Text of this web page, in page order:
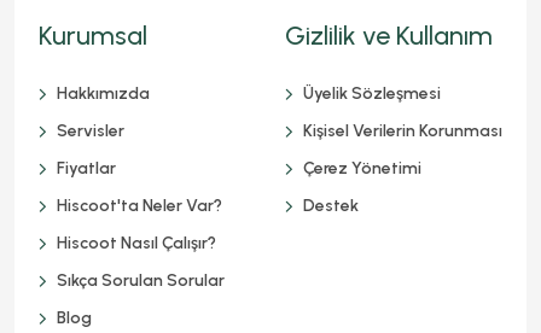
Kurumsal
Hakkımızda
Servisler
Fiyatlar
Hiscoot'ta Neler Var?
Hiscoot Nasıl Çalışır?
Sıkça Sorulan Sorular
Blog
Gizlilik ve Kullanım
Üyelik Sözleşmesi
Kişisel Verilerin Korunması
Çerez Yönetimi
Destek